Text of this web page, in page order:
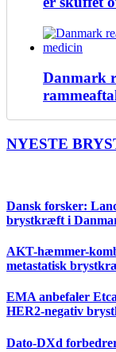
Danmark
NYESTE
Dansk forsker:
brystkræft i
AKT-hæmmer-
metastatisk
EMA anbefaler
HER2-negativ
Dato-DXd